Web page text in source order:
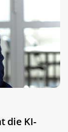
die KI-